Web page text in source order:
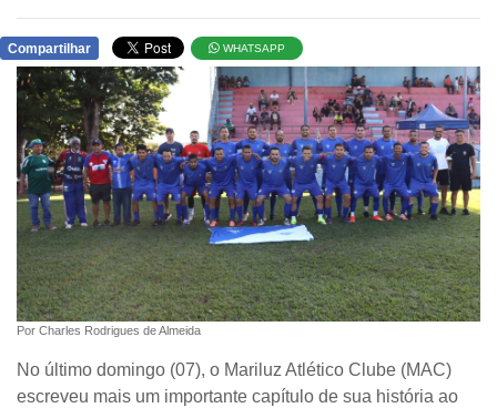
Compartilhar WHATSAPP
Por Charles Rodrigues de Almeida
No último domingo (07), o Mariluz Atlético Clube (MAC)
escreveu mais um importante capítulo de sua história ao